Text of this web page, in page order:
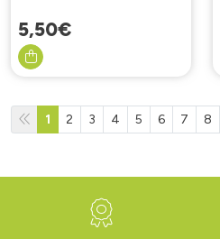
5,50€
1 2 3 4 5 6 7 8